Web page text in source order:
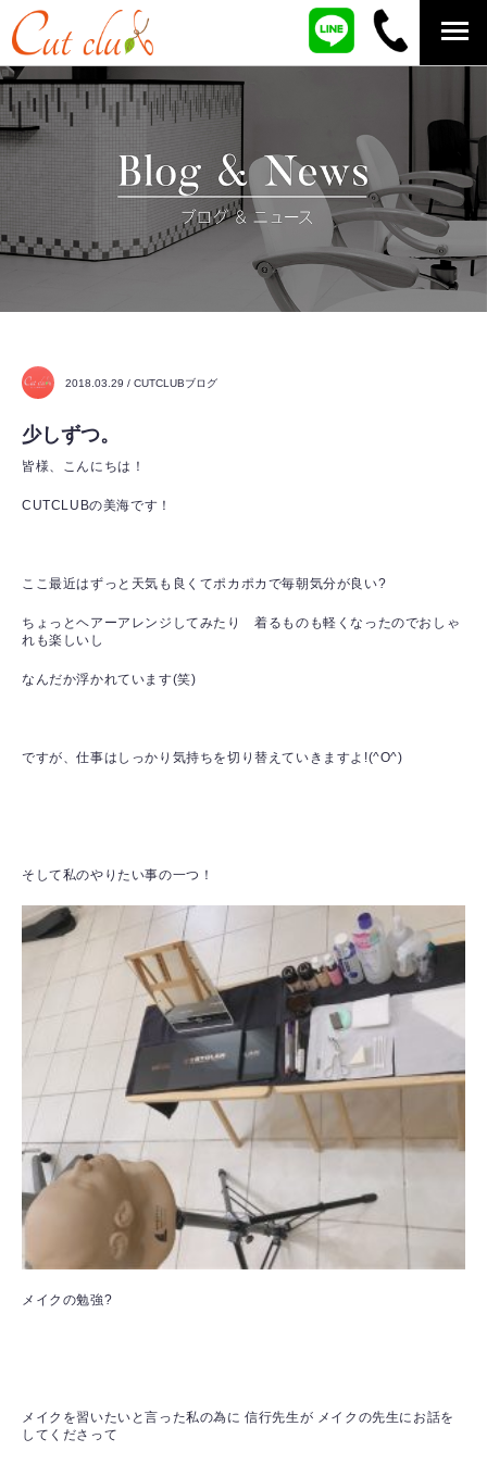
2018.03.29 / CUTCLUBブログ
少しずつ。
皆様、こんにちは！
CUTCLUBの美海です！
ここ最近はずっと天気も良くてポカポカで毎朝気分が良い?
ちょっとヘアーアレンジしてみたり 着るものも軽くなったのでおしゃ
れも楽しいし
なんだか浮かれています(笑)
ですが、仕事はしっかり気持ちを切り替えていきますよ!(^O^)
そして私のやりたい事の一つ！
メイクの勉強?
メイクを習いたいと言った私の為に 信行先生が メイクの先生にお話を
してくださって